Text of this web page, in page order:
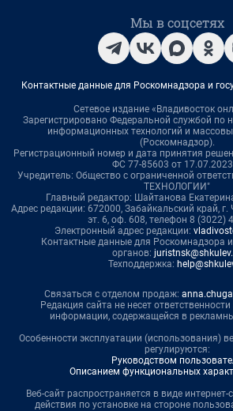
Мы в соцсетях
Контактные данные для Роскомнадзора и
Сетевое издание «Владивосток
Зарегистрировано Федеральной службой по
информационных технологий и
(Роскомнадзор).
Регистрационный номер и дата принятия
ФС 77-85603 от 17.07.2023
Учредитель: Общество с ограниченной
ТЕХНОЛОГИИ"
Главный редактор: Шайтанова
Адрес редакции: 672000, Забайкальский край, г.
эт. 6, оф. 608, телефон 8 (3022)
Электронный адрес редакции:
Контактные данные для Роскомнадзора
органов:
Техподдержка:
Связаться с отделом продаж:
Редакция сайта не несет
информации, содержащейся в
Особенности эксплуатации (использования)
регулируются:
Руководством
Описанием функциональных
Веб-сайт распространяется в виде
действия по установке на стороне